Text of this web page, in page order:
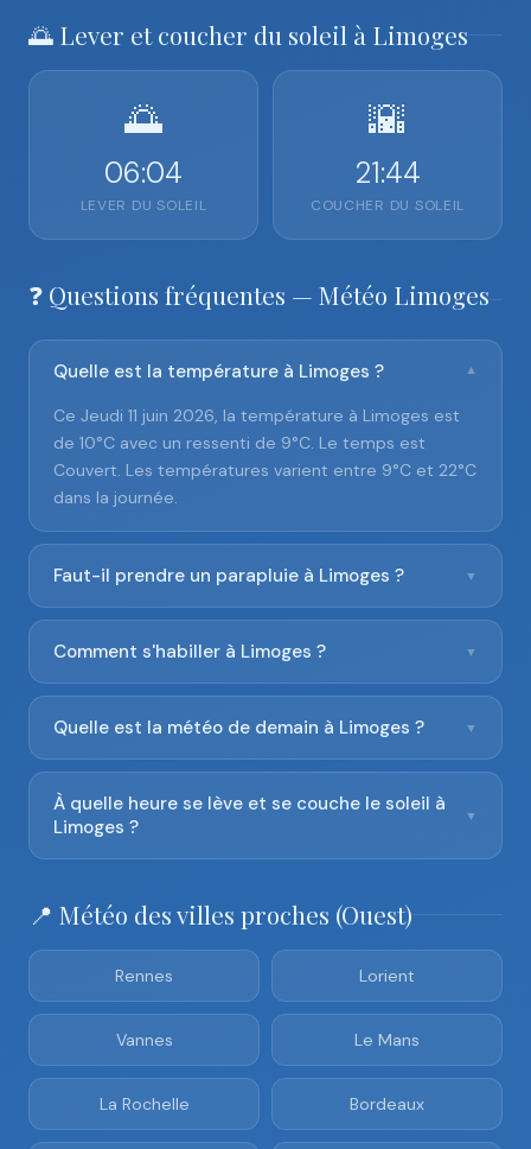
🌅 Lever et coucher du soleil à Limoges
🌅
06:04
LEVER DU SOLEIL
🌇
21:44
COUCHER DU SOLEIL
❓ Questions fréquentes — Météo Limoges
Quelle est la température à Limoges ? ▼
Ce Jeudi 11 juin 2026, la température à Limoges est
de 10°C avec un ressenti de 9°C. Le temps est
Couvert. Les températures varient entre 9°C et 22°C
dans la journée.
Faut-il prendre un parapluie à Limoges ? ▼
Comment s'habiller à Limoges ? ▼
Quelle est la météo de demain à Limoges ? ▼
À quelle heure se lève et se couche le soleil à
Limoges ?
▼
📍 Météo des villes proches (Ouest)
Rennes Lorient
Vannes Le Mans
La Rochelle Bordeaux